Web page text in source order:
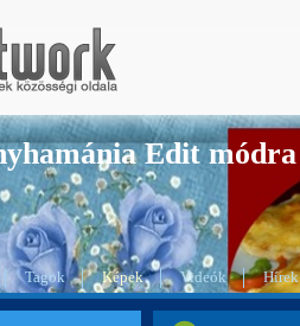
Edit módra
Tagok Képek Videók Hírek